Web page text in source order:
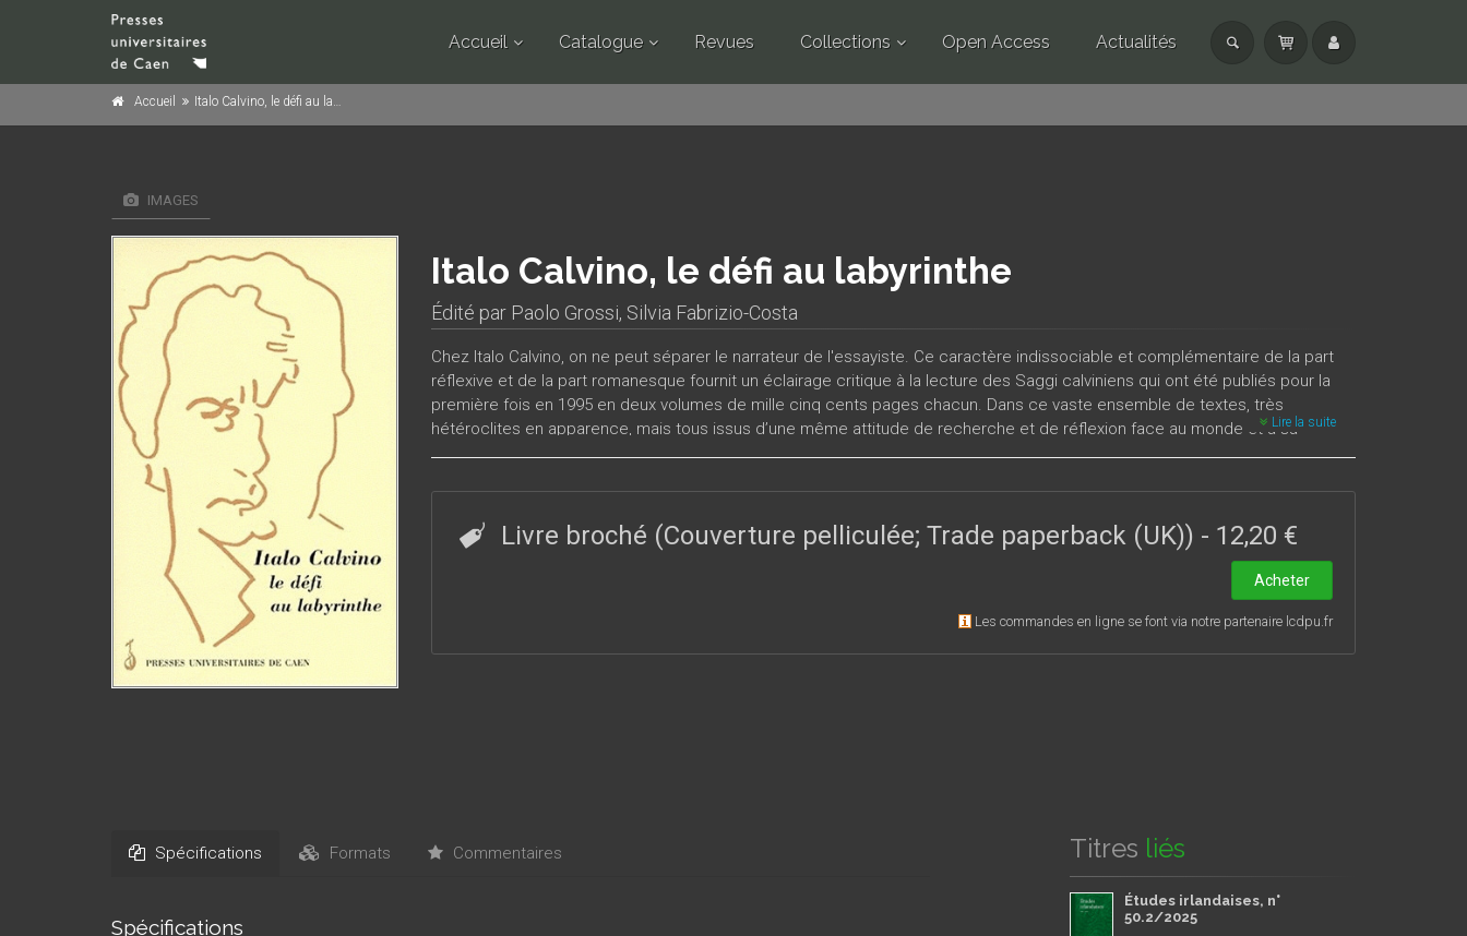
Accueil Catalogue Revues Collections Open Access Actualités
Accueil Italo Calvino, le défi au labyrinthe
IMAGES
Italo Calvino, le défi au labyrinthe
Édité par Paolo Grossi, Silvia Fabrizio-Costa
Chez Italo Calvino, on ne peut séparer le narrateur de l'essayiste. Ce caractère indissociable et complémentaire de la part
réflexive et de la part romanesque fournit un éclairage critique à la lecture des Saggi calviniens qui ont été publiés pour la
première fois en 1995 en deux volumes de mille cinq cents pages chacun. Dans ce vaste ensemble de textes, très
hétéroclites en apparence, mais tous issus d’une même attitude de recherche et de réflexion face au monde et à sa
complexité, les auteurs ont retenu, parmi les thèmes nombreux et variés qui y sont traités, l’autobiographisme, la crise des
Lire la suite
Livre broché (Couverture pelliculée; Trade paperback (UK)) - 12,20 €
Acheter
Les commandes en ligne se font via notre partenaire lcdpu.fr
Spécifications Formats Commentaires
Spécifications
Titres liés
Études irlandaises, n°
50.2/2025